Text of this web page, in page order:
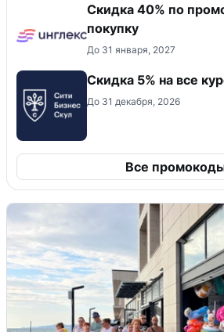
Скидка 40% по
покупку
До 31 января, 2027
Скидка 5% на все
До 31 декабря, 2026
Все